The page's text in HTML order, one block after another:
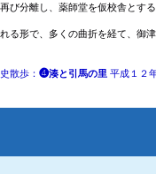
び分離し、薬師堂を仮校舎とす
る形で、多くの曲折を経て、御
散歩 ：❹湊と引馬の里 平成１２